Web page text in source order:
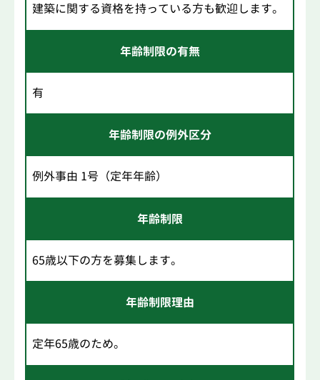
建築に関する資格を持っている方も歓迎します。
年齢制限の有無
有
年齢制限の例外区分
例外事由 1号（定年年齢）
年齢制限
65歳以下の方を募集します。
年齢制限理由
定年65歳のため。